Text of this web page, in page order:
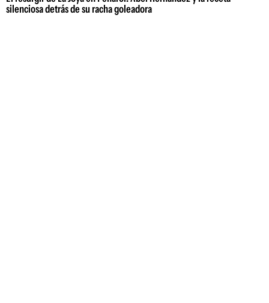
silenciosa detrás de su racha goleadora